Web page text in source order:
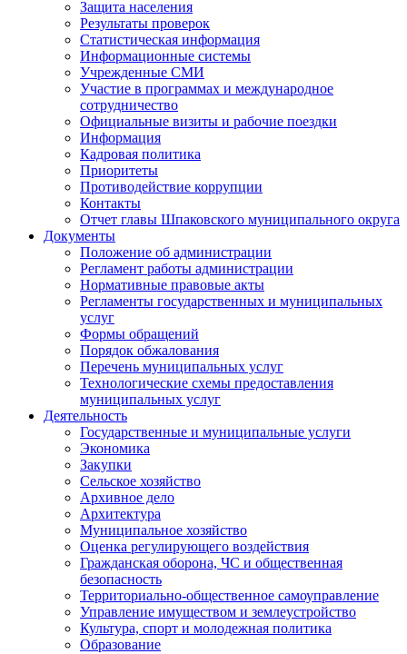
Защита населения
Результаты проверок
Статистическая информация
Информационные системы
Учрежденные СМИ
Участие в программах и международное
сотрудничество
Официальные визиты и рабочие поездки
Информация
Кадровая политика
Приоритеты
Противодействие коррупции
Контакты
Отчет главы Шпаковского муниципального округа
Документы
Положение об администрации
Регламент работы администрации
Нормативные правовые акты
Регламенты государственных и муниципальных
услуг
Формы обращений
Порядок обжалования
Перечень муниципальных услуг
Технологические схемы предоставления
муниципальных услуг
Деятельность
Государственные и муниципальные услуги
Экономика
Закупки
Сельское хозяйство
Архивное дело
Архитектура
Муниципальное хозяйство
Оценка регулирующего воздействия
Гражданская оборона, ЧС и общественная
безопасность
Территориально-общественное самоуправление
Управление имуществом и землеустройство
Культура, спорт и молодежная политика
Образование